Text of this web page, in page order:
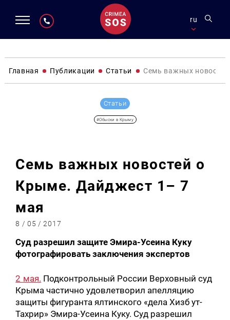
ru
Главная Публикации Статьи Семь важных
Статьи
#Обыски в Крыму
Семь важных новостей о
Крыме. Дайджест 1– 7
мая
8 / 05 / 2017
Суд разрешил защите Эмира-Усеина Куку
фотографировать заключения экспертов
2 мая. Подконтрольный России Верховный суд
Крыма частично удовлетворил апелляцию
защиты фигуранта ялтинского «дела Хизб ут-
Тахрир» Эмира-Усеина Куку. Суд разрешил